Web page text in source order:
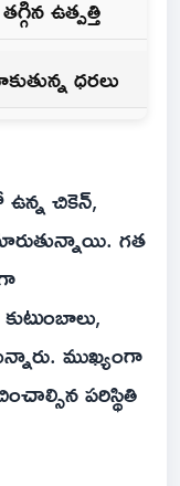
ఉత్పత్తి
ధరలు
చికెన్‌,
మారుతున్నాయి. గత
ముఖ్యంగా
పరిస్థితి